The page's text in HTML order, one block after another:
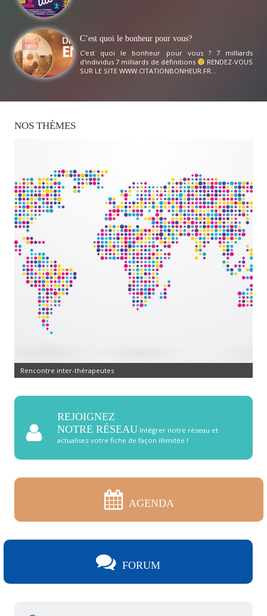
C’est quoi le bonheur pour vous?
C'est quoi le bonheur pour vous ? 7 milliards
d'individus 7 milliards de définitions
RENDEZ-VOUS
SUR LE SITE WWW.CITATIONBONHEUR.FR...
NOS THÈMES
Rencontre inter-thérapeutes
REJOIGNEZ
NOTRE RÉSEAU Intégrer notre réseau et
actualisez votre fiche de façon illimitée !
AGENDA
FORUM